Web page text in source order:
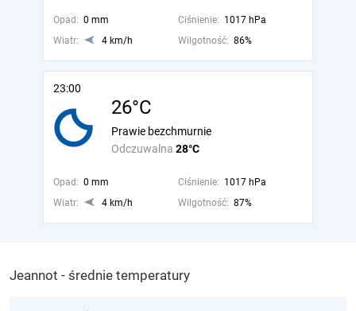
Opad: 0 mm Ciśnienie: 1017 hPa
Wiatr:
4 km/h Wilgotność: 86%
23:00
26°C
Odczuwalna 28°C
Prawie bezchmurnie
Opad: 0 mm Ciśnienie: 1017 hPa
Wiatr:
4 km/h Wilgotność: 87%
Jeannot - średnie temperatury